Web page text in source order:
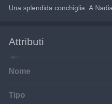
Una splendida conchiglia. A
Attributi
Nome
Tipo